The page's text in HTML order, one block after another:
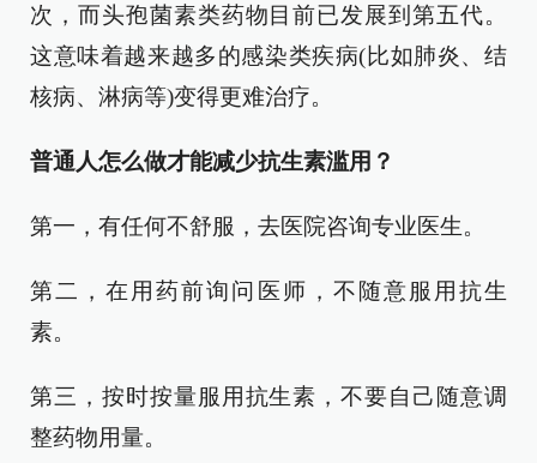
次，而头孢菌素类药物目前已发展到第五代。
这意味着越来越多的感染类疾病(比如肺炎、结
核病、淋病等)变得更难治疗。
普通人怎么做才能减少抗生素滥用？
第一，有任何不舒服，去医院咨询专业医生。
第二，在用药前询问医师，不随意服用抗生
素。
第三，按时按量服用抗生素，不要自己随意调
整药物用量。